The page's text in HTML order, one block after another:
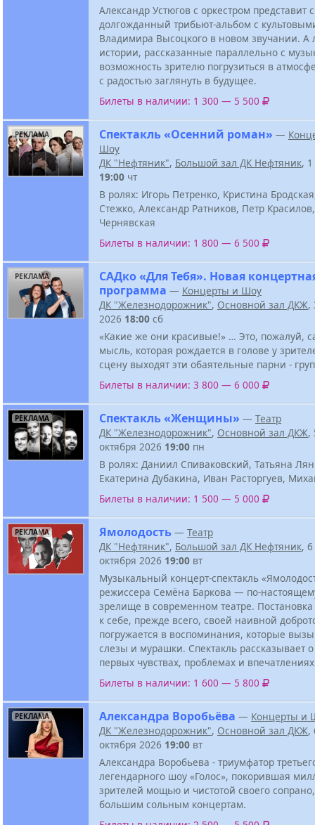
Александр Устюгов с оркестром представит
долгожданный трибьют-альбом с
Владимира Высоцкого в новом звучании. А
истории, рассказанные параллельно с
возможность зрителю погрузиться в
с радостью заглянуть в будущее.
Билеты в наличии: 1 300 — 5 500
РЕКЛАМА Спектакль «Осенний роман» —
Шоу
ДК "Нефтяник", Большой зал ДК Нефтяник,
19:00 чт
В ролях: Игорь Петренко, Кристина
Стежко, Александр Ратников, Петр
Чернявская
Билеты в наличии: 1 800 — 6 500
РЕКЛАМА
САДко «Для Тебя». Новая
программа — Концерты и Шоу
ДК "Железнодорожник", Основной зал ДКЖ,
2026 18:00 сб
«Какие же они красивые!» … Это, пожалуй,
мысль, которая рождается в голове у
сцену выходят эти обаятельные парни -
Билеты в наличии: 3 800 — 6 000
РЕКЛАМА Спектакль «Женщины» — Театр
ДК "Железнодорожник", Основной зал ДКЖ,
октября 2026 19:00 пн
В ролях: Даниил Спиваковский, Татьяна
Екатерина Дубакина, Иван Расторгуев,
Билеты в наличии: 1 500 — 5 000
РЕКЛАМА Ямолодость — Театр
ДК "Нефтяник", Большой зал ДК Нефтяник, 6
октября 2026 19:00 вт
Музыкальный концерт-спектакль
режиссера Семёна Баркова — по-
зрелище в современном театре. Постановка
к себе, прежде всего, своей наивной
погружается в воспоминания, которые
слезы и мурашки. Спектакль рассказывает
первых чувствах, проблемах и
Билеты в наличии: 1 600 — 5 800
РЕКЛАМА Александра Воробьёва — Концерты и
ДК "Железнодорожник", Основной зал ДКЖ,
октября 2026 19:00 вт
Александра Воробьева - триумфатор
легендарного шоу «Голос», покорившая
зрителей мощью и чистотой своего сопрано,
большим сольным концертам.